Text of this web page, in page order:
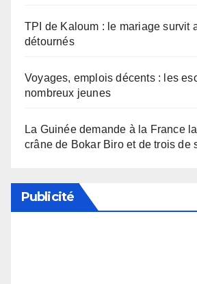
TPI de Kaloum : le mariage survit
détournés
Voyages, emplois décents : les
nombreux jeunes
La Guinée demande à la France
crâne de Bokar Biro et de trois de
Publicité